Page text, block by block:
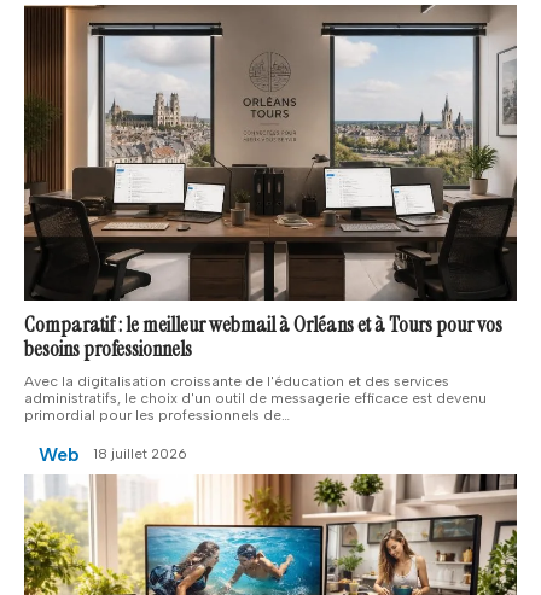
Comparatif : le meilleur webmail à Orléans et à Tours pour vos
besoins professionnels
Avec la digitalisation croissante de l'éducation et des services
administratifs, le choix d'un outil de messagerie efficace est devenu
primordial pour les professionnels de
Web 18 juillet 2026